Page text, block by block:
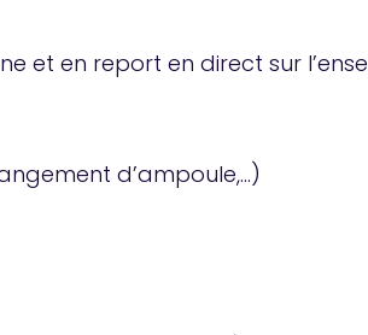
et en report en direct sur
d’ampoule,…)